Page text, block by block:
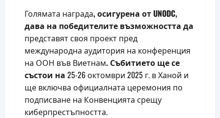
Голямата награда, осигурена от UNODC,
дава на победителите възможността да
представят своя проект пред
международна аудитория на конференция
на ООН във Виетнам. Събитието ще се
състои на 25-26 октомври 2025 г. в Ханой и
ще включва официалната церемония по
подписване на Конвенцията срещу
киберпрестъпността.